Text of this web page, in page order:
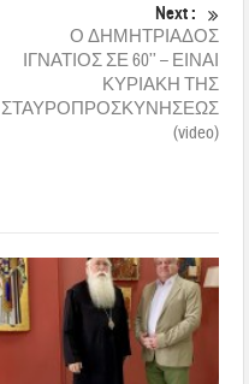
Next :
Ο ΔΗΜΗΤΡΙΑΔΟΣ
ΙΓΝΑΤΙΟΣ ΣΕ 60’’ – ΕΙΝΑΙ
ΚΥΡΙΑΚΗ ΤΗΣ
ΣΤΑΥΡΟΠΡΟΣΚΥΝΗΣΕΩΣ
(video)